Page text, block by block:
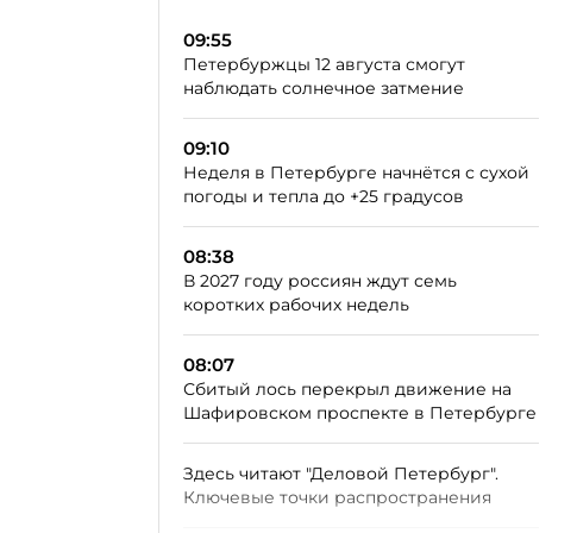
09:55
Петербуржцы 12 августа смогут
наблюдать солнечное затмение
09:10
Неделя в Петербурге начнётся с сухой
погоды и тепла до +25 градусов
08:38
В 2027 году россиян ждут семь
коротких рабочих недель
08:07
Сбитый лось перекрыл движение на
Шафировском проспекте в Петербурге
Здесь читают "Деловой Петербург".
Ключевые точки распространения